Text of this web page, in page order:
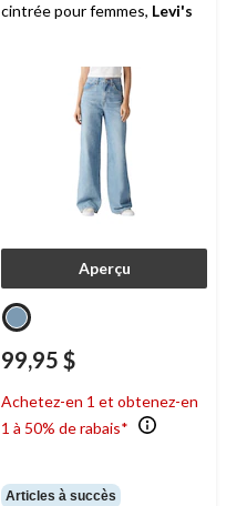
cintrée pour femmes, Levi's
Aperçu
99,95 $
Achetez-en 1 et obtenez-en
1 à 50% de rabais*
Articles à succès